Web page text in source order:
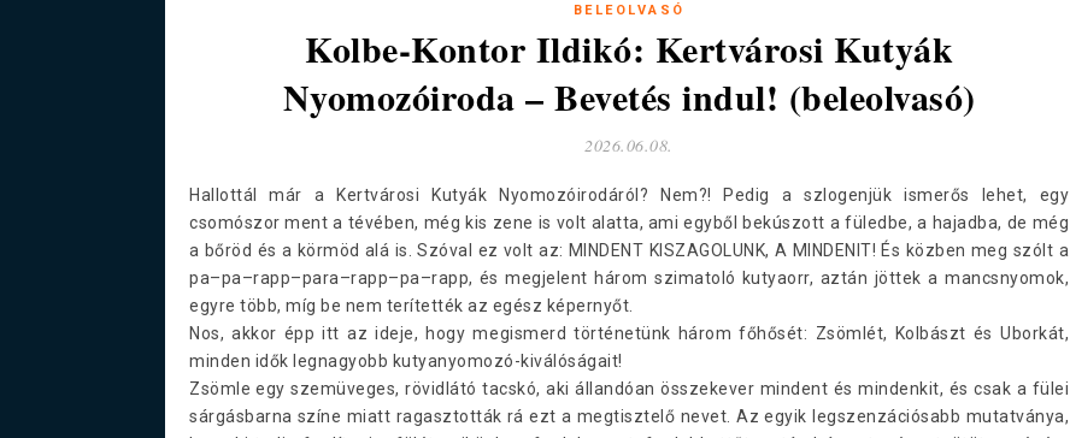
BELEOLVASÓ
Kolbe-Kontor Ildikó: Kertvárosi Kutyák
Nyomozóiroda – Bevetés indul! (beleolvasó)
2026.06.08.
Hallottál már a Kertvárosi Kutyák Nyomozóirodáról? Nem?! Pedig a szlogenjük ismerős lehet, egy
csomószor ment a tévében, még kis zene is volt alatta, ami egyből bekúszott a füledbe, a hajadba, de még
a bőröd és a körmöd alá is. Szóval ez volt az: MINDENT KISZAGOLUNK, A MINDENIT! És közben meg szólt a
pa–pa–rapp–para–rapp–pa–rapp, és megjelent három szimatoló kutyaorr, aztán jöttek a mancsnyomok,
egyre több, míg be nem terítették az egész képernyőt.
Nos, akkor épp itt az ideje, hogy megismerd történetünk három főhősét: Zsömlét, Kolbászt és Uborkát,
minden idők legnagyobb kutyanyomozó-kiválóságait!
Zsömle egy szemüveges, rövidlátó tacskó, aki állandóan összekever mindent és mindenkit, és csak a fülei
sárgásbarna színe miatt ragasztották rá ezt a megtisztelő nevet. Az egyik legszenzációsabb mutatványa,